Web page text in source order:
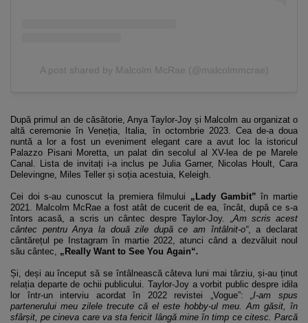
A post shared by Malcolm McRae (@malcolmmcrae)
După primul an de căsătorie, Anya Taylor-Joy și Malcolm au organizat o
altă ceremonie în Veneția, Italia, în octombrie 2023. Cea de-a doua
nuntă a lor a fost un eveniment elegant care a avut loc la istoricul
Palazzo Pisani Moretta, un palat din secolul al XV-lea de pe Marele
Canal. Lista de invitați i-a inclus pe Julia Garner, Nicolas Hoult, Cara
Delevingne, Miles Teller și soția acestuia, Keleigh.
Cei doi s-au cunoscut la premiera filmului „Lady Gambit” în martie
2021. Malcolm McRae a fost atât de cucerit de ea, încât, după ce s-a
întors acasă, a scris un cântec despre Taylor-Joy.
„Am scris acest
cântec pentru Anya la două zile după ce am întâlnit-o“, a declarat
cântărețul pe Instagram în martie 2022, atunci când a dezvăluit noul
său cântec, „Really Want to See You Again“.
Și, deși au început să se întâlnească câteva luni mai târziu, și-au ținut
relația departe de ochii publicului. Taylor-Joy a vorbit public despre idila
lor într-un interviu acordat în 2022 revistei „Vogue”:
„I-am spus
partenerului meu zilele trecute că el este hobby-ul meu. Am găsit, în
sfârșit, pe cineva care va sta fericit lângă mine în timp ce citesc. Parcă